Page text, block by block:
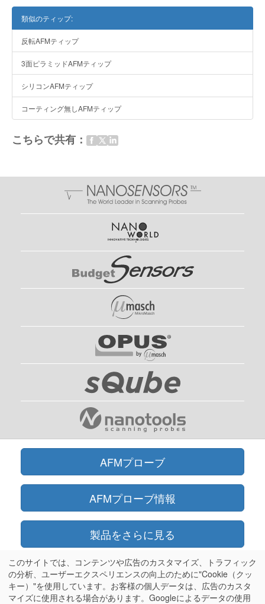
類似のティップ:
反転AFMティップ
3面ピラミッドAFMティップ
シリコンAFMティップ
コーティング無しAFMティップ
こちらで共有：
AFMプローブ
AFMプローブ情報
製品をさらに見る
オンラインショップ
このサイトでは、コンテンツや広告のカスタマイズ、トラフィック
の分析、ユーザーエクスペリエンスの向上のために"Cookie（クッ
キー）"を使用しています。お客様の個人データは、広告のカスタ
マイズに使用される場合があります。Googleによるデータの使用